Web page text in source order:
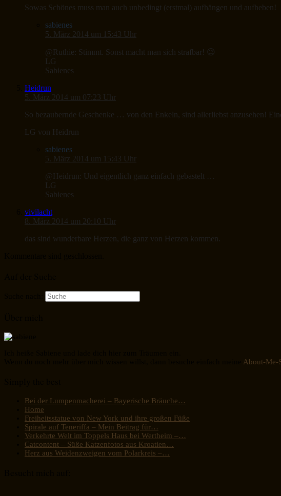
Sowas Schönes muss man auch unbedingt (erstmal) aufhängen und aufheben!
sabienes
5. März 2014 um 15:43 Uhr
@Ruthie: Stimmt. Sonst macht man sich strafbar! 😉
LG
Sabienes
Heidrun
5. März 2014 um 07:23 Uhr
So bezaubernde Geschenke … von den Enkeln, sind allerliebst anzusehen!
LG von Heidrun
sabienes
5. März 2014 um 15:43 Uhr
@Heidrun: Und eigentlich ganz einfach gebastelt …
LG
Sabienes
vivilacht
8. März 2014 um 20:10 Uhr
das sind wunderbare Herzen, die ganz von Herzen kommen.
About-Me-
Bei der Lumpenmacherei – Bayerische Bräuche…
Home
Freiheitsstatue von New York und ihre großen Füße
Spirale auf Teneriffa – Mein Beitrag für…
Verkehrte Welt im Toppels Haus bei Wertheim –…
Catcontent – Süße Katzenfotos aus Kroatien…
Herz aus Weidenzweigen vom Polarkreis –…